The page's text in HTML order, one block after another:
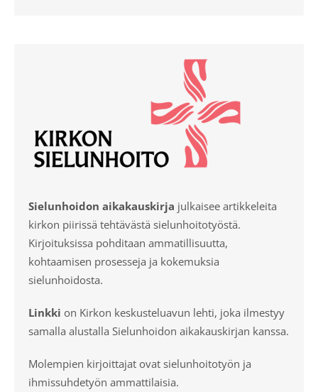
Sielunhoidon aikakauskirja julkaisee artikkeleita
kirkon piirissä tehtävästä sielunhoitotyöstä.
Kirjoituksissa pohditaan ammatillisuutta,
kohtaamisen prosesseja ja kokemuksia
sielunhoidosta.
Linkki on Kirkon keskusteluavun lehti, joka ilmestyy
samalla alustalla Sielunhoidon aikakauskirjan kanssa.
Molempien kirjoittajat ovat sielunhoitotyön ja
ihmissuhdetyön ammattilaisia.